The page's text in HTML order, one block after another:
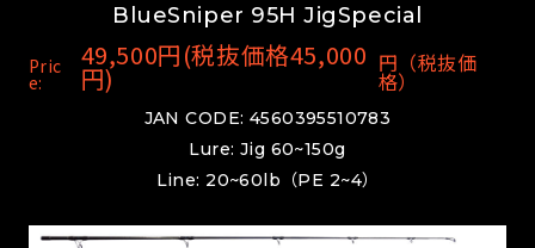
BlueSniper 95H JigSpecial
Pric
e:
49,500円(税抜価格45,000
円) 円（税抜価
格）
JAN CODE: 4560395510783
Lure: Jig 60~150g
Line: 20~60lb（PE 2~4）